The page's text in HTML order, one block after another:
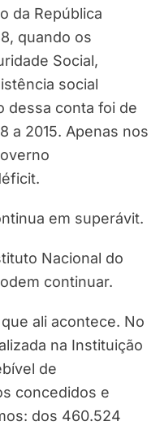
da República
quando os
Social,
social
dessa conta foi de
a 2015. Apenas nos
em superávit.
Nacional do
continuar.
ali acontece. No
na Instituição
de
concedidos e
dos 460.524